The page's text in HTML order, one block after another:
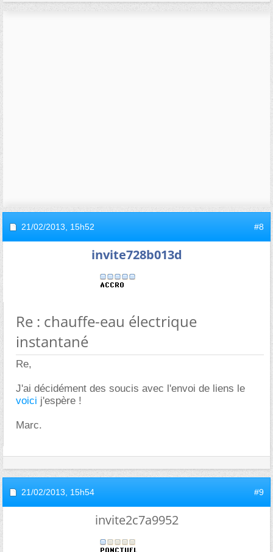
21/02/2013, 15h52 #8
invite728b013d
Re : chauffe-eau électrique
instantané
Re,
J'ai décidément des soucis avec l'envoi de liens le
voici j'espère !
Marc.
21/02/2013, 15h54 #9
invite2c7a9952